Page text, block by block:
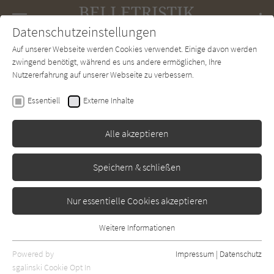
SUCHE Forum Charts Newsletter
Valérie Perrin
Unter den hundertjährigen
Knaur
Datenschutzeinstellungen
Auf unserer Webseite werden Cookies verwendet. Einige davon werden
zwingend benötigt, während es uns andere ermöglichen, Ihre
Nutzererfahrung auf unserer Webseite zu verbessern.
Essentiell Externe Inhalte
Alle akzeptieren
Speichern & schließen
Nur essentielle Cookies akzeptieren
Essentielle Cookies werden für grundlegende Funktionen der
Webseite benötigt. Dadurch ist gewährleistet, dass die Webseite
Weitere Informationen
Powered by
sgalinski Cookie Opt In
Impressum | Datenschutz